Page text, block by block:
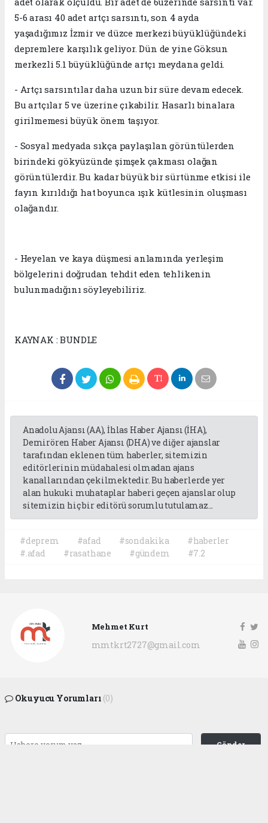
5-6 arası 40 adet artçı sarsıntı, son 4 ayda
yaşadığımız İzmir ve düzce merkezi büyüklüğündeki
depremlere karşılık geliyor. Dün de yine Göksun
merkezli 5.1 büyüklüğünde artçı meydana geldi.
- Artçı sarsıntılar daha uzun bir süre devam edecek.
Bu artçılar 5 ve üzerine çıkabilir. Hasarlı binalara
girilmemesi büyük önem taşıyor.
- Sosyal medyada sıkça paylaşılan görüntülerden
birindeki gökyüzünde şimşek çakması olağan
görüntülerdir. Bu kadar büyük bir sürtünme etkisi ile
fayın kırıldığı hat boyunca ışık kütlesinin oluşması
olağandır.
- Heyelan ve kaya düşmesi anlamında yerleşim
bölgelerini doğrudan tehdit eden tehlikenin
bulunmadığını söyleyebiliriz.
KAYNAK : BUNDLE
Anadolu Ajansı (AA), İhlas Haber Ajansı (İHA),
Demirören Haber Ajansı (DHA) ve diğer ajanslar
tarafından eklenen tüm haberler, sitemizin
editörlerinin müdahalesi olmadan ajans
kanallarından çekilmektedir. Bu haberlerde yer
alan hukuki muhataplar haberi geçen ajanslar olup
sitemizin hiç bir editörü sorumlu tutulamaz...
#deprem #afad #sondakika
#haberler
#.afad
#rasathane #gündem #7.2
Mehmet Kurt
mmtkrt2727@gmail.com
Okuyucu Yorumları (0)
Gönder